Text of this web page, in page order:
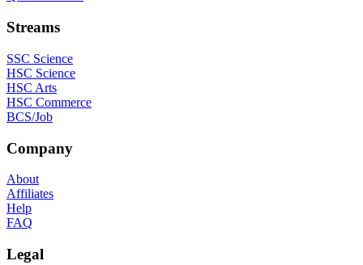
Streams
SSC Science
HSC Science
HSC Arts
HSC Commerce
BCS/Job
Company
About
Affiliates
Help
FAQ
Legal